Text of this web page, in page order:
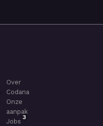
Over
Codana
Onze
aanpak
Jobs
3